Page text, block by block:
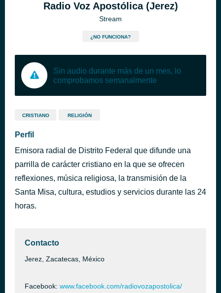
Radio Voz Apostólica (Jerez)
Stream
¿NO FUNCIONA?
Sin audio durante más de un mes, lo
comprobamos semanalmente
CRISTIANO RELIGIÓN
Perfil
Emisora radial de Distrito Federal que difunde una
parrilla de carácter cristiano en la que se ofrecen
reflexiones, música religiosa, la transmisión de la
Santa Misa, cultura, estudios y servicios durante las 24
horas.
Contacto
Jerez, Zacatecas, México
Facebook: www.facebook.com/radiovozapostolica/